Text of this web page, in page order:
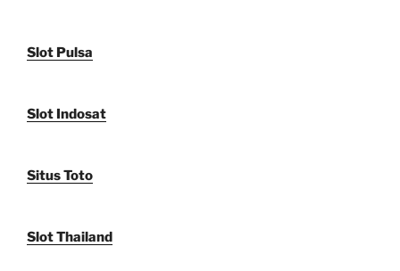
Slot Pulsa
Slot Indosat
Situs Toto
Slot Thailand